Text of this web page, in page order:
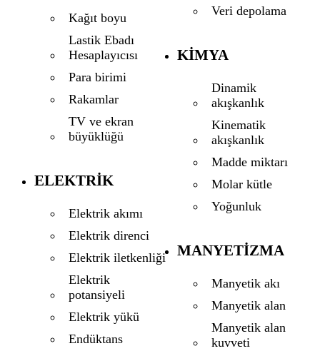
Kağıt boyu
Lastik Ebadı
Hesaplayıcısı
Para birimi
Rakamlar
TV ve ekran
büyüklüğü
ELEKTRIK
Elektrik akımı
Elektrik direnci
Elektrik iletkenliği
Elektrik
potansiyeli
Elektrik yükü
Endüktans
Veri depolama
KIMYA
Dinamik
akışkanlık
Kinematik
akışkanlık
Madde miktarı
Molar kütle
Yoğunluk
MANYETIZMA
Manyetik akı
Manyetik alan
Manyetik alan
kuvveti